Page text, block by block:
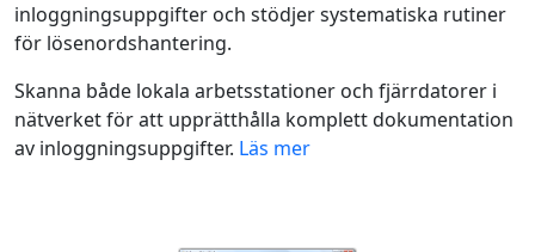
inloggningsuppgifter och stödjer systematiska rutiner
för lösenordshantering.
Skanna både lokala arbetsstationer och fjärrdatorer i
nätverket för att upprätthålla komplett dokumentation
av inloggningsuppgifter. Läs mer